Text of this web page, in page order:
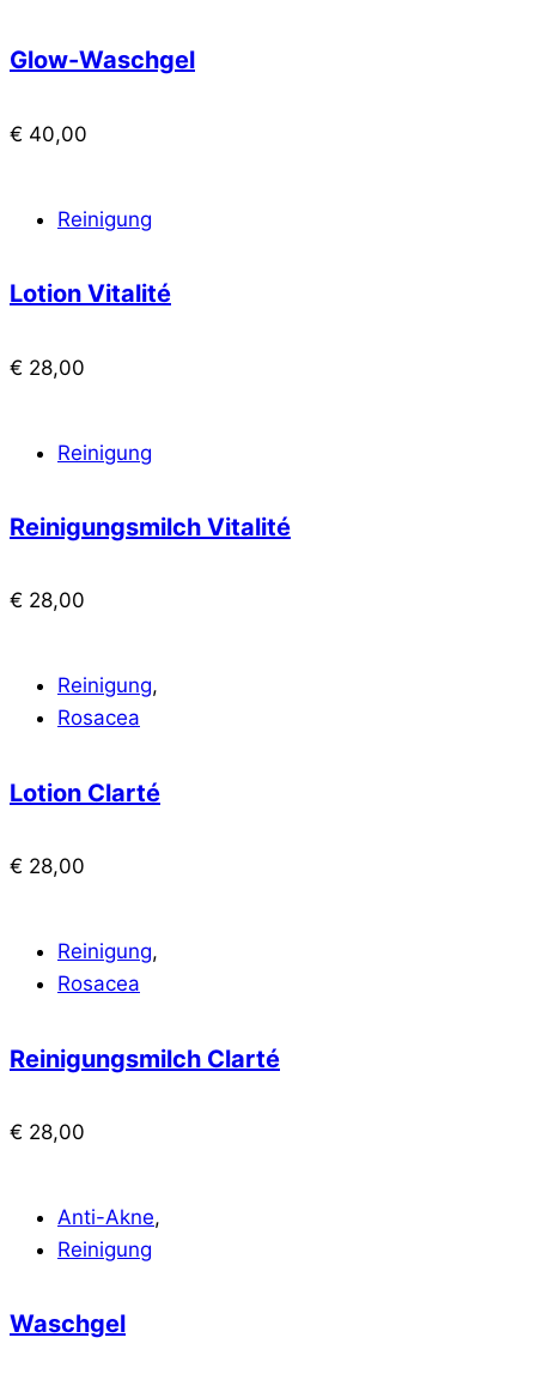
Glow-Waschgel
€ 40,00
Reinigung
Lotion Vitalité
€ 28,00
Reinigung
Reinigungsmilch Vitalité
€ 28,00
Reinigung,
Rosacea
Lotion Clarté
€ 28,00
Reinigung,
Rosacea
Reinigungsmilch Clarté
€ 28,00
Anti-Akne,
Reinigung
Waschgel